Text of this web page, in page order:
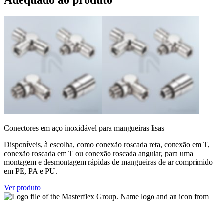
Conectores em aço inoxidável para mangueiras lisas
Disponíveis, à escolha, como conexão roscada reta, conexão em T,
conexão roscada em T ou conexão roscada angular, para uma
montagem e desmontagem rápidas de mangueiras de ar comprimido
em PE, PA e PU.
Ver produto